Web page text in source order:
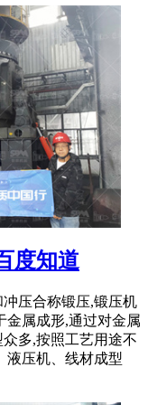
度知道
压合称锻压,锻压机
金属成形,通过对金属
多,按照工艺用途不
液压机、线材成型